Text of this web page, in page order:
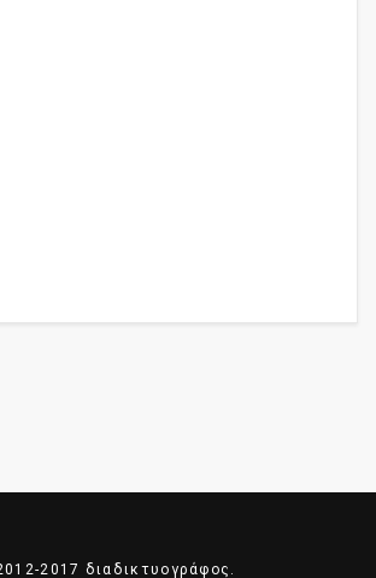
2017 διαδικτυογράφος.